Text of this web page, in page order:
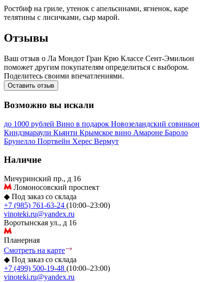
Ростбиф на гриле, утенок с апельсинами, ягненок, каре
телятины с лисичками, сыр марой.
Отзывы
Ваш отзыв о Ла Мондот Гран Крю Классе Сент-Эмильон
поможет другим покупателям определиться с выбором.
Поделитесь своими впечатлениями.
Оставить отзыв
Возможно вы искали
до 1000 рублей Вино в подарок Новозеландский совиньон
Киндзмараули Кьянти Крымское вино Амароне Бароло
Брунелло Портвейн Херес Вермут
Наличие
Мичуринский пр., д 16
Ломоносовский проспект
◆ Под заказ со склада
+7 (985) 761-63-24 (10:00–23:00)
vinoteki.ru@yandex.ru
Воротынская ул., д 16
Планерная
Смотреть на карте
◆ Под заказ со склада
+7 (499) 500-19-48 (10:00–23:00)
vinoteki.ru@yandex.ru